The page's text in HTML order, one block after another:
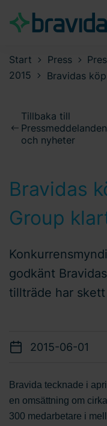
Start Press
2015
Bravidas
Tillbaka till
Pressmeddelanden
och nyheter
Bravidas
Group
godkänt
tillträde har
2015-06-01
Bravida tecknade i
en omsättning om
300 medarbetare i